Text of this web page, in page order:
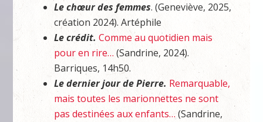
Le chœur des femmes. (Geneviève, 2025,
création 2024). Artéphile
Le crédit. Comme au quotidien mais
pour en rire… (Sandrine, 2024).
Barriques, 14h50.
Le dernier jour de Pierre. Remarquable,
mais toutes les marionnettes ne sont
pas destinées aux enfants… (Sandrine,